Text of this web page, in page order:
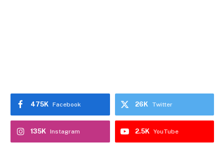
Facebook
475K Twitter
26K
Instagram
135K YouTube
2.5K